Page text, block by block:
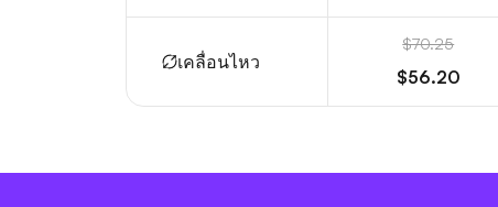
เคลื่อนไหว
$70.25
$56.20